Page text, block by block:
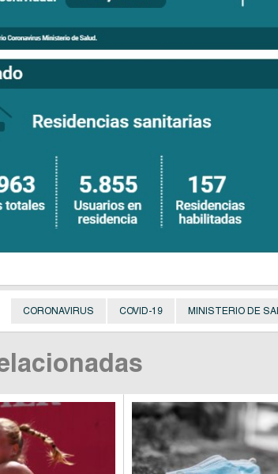
CORONAVIRUS COVID-19 MINISTERIO DE